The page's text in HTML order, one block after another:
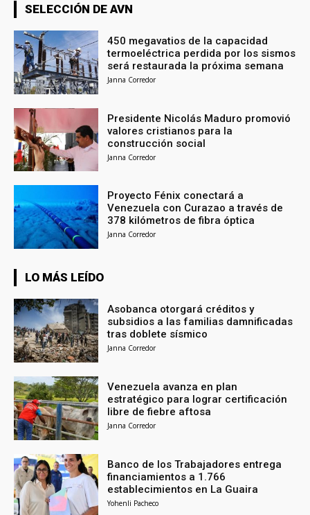
SELECCIÓN DE AVN
450 megavatios de la capacidad
termoeléctrica perdida por los sismos
será restaurada la próxima semana
Janna Corredor
Presidente Nicolás Maduro promovió
valores cristianos para la
construcción social
Janna Corredor
Proyecto Fénix conectará a
Venezuela con Curazao a través de
378 kilómetros de fibra óptica
Janna Corredor
LO MÁS LEÍDO
Asobanca otorgará créditos y
subsidios a las familias damnificadas
tras doblete sísmico
Janna Corredor
Venezuela avanza en plan
estratégico para lograr certificación
libre de fiebre aftosa
Janna Corredor
Banco de los Trabajadores entrega
financiamientos a 1.766
establecimientos en La Guaira
Yohenli Pacheco